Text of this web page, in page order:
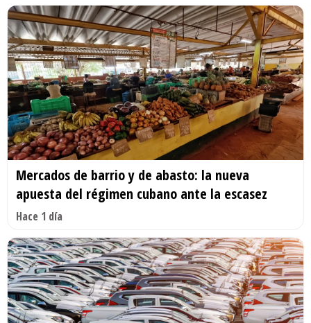
Mercados de barrio y de abasto: la nueva
apuesta del régimen cubano ante la escasez
Hace 1 día